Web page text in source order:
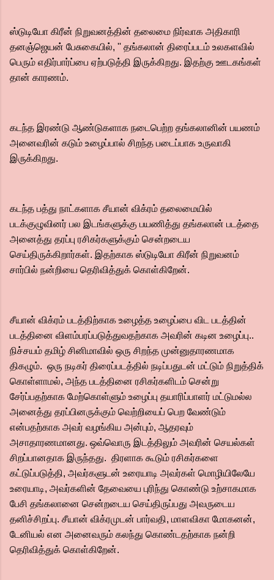
ஸ்டுடியோ கிரீன் நிறுவனத்தின் தலைமை நிர்வாக அதிகாரி
தனஞ்ஜெயன் பேசுகையில், '' தங்கலான் திரைப்படம் உலகளவில்
பெரும் எதிர்பார்ப்பை ஏற்படுத்தி இருக்கிறது. இதற்கு ஊடகங்கள்
தான் காரணம்.
கடந்த இரண்டு ஆண்டுகளாக நடைபெற்ற தங்கலானின் பயணம்
அனைவரின் கடும் உழைப்பால் சிறந்த படைப்பாக உருவாகி
இருக்கிறது.
கடந்த பத்து நாட்களாக சீயான் விக்ரம் தலைமையில்
படக்குழுவினர் பல இடங்களுக்கு பயணித்து தங்கலான் படத்தை
அனைத்து தரப்பு ரசிகர்களுக்கும் சென்றடைய
செய்திருக்கிறார்கள். இதற்காக ஸ்டுடியோ கிரீன் நிறுவனம்
சார்பில் நன்றியை தெரிவித்துக் கொள்கிறேன்.
சீயான் விக்ரம் படத்திற்காக உழைத்த உழைப்பை விட படத்தின்
படத்தினை விளம்பரப்படுத்துவதற்காக அவரின் கடின உழைப்பு..
நிச்சயம் தமிழ் சினிமாவில் ஒரு சிறந்த முன்னுதாரணமாக
திகழும். ஒரு நடிகர் திரைப்படத்தில் நடிப்பதுடன் மட்டும் நிறுத்திக்
கொள்ளாமல், அந்த படத்தினை ரசிகர்களிடம் சென்று
சேர்ப்பதற்காக மேற்கொள்ளும் உழைப்பு தயாரிப்பாளர் மட்டுமல்ல
அனைத்து தரப்பினருக்கும் வெற்றியைப் பெற வேண்டும்
என்பதற்காக அவர் வழங்கிய அன்பும், ஆதரவும்
அசாதாரணமானது. ஒவ்வொரு இடத்திலும் அவரின் செயல்கள்
சிறப்பானதாக இருந்தது. திரளாக கூடும் ரசிகர்களை
கட்டுப்படுத்தி, அவர்களுடன் உரையாடி அவர்கள் மொழியிலேயே
உரையாடி, அவர்களின் தேவையை புரிந்து கொண்டு உற்சாகமாக
பேசி தங்கலானை சென்றடைய செய்திருப்பது அவருடைய
தனிச்சிறப்பு. சீயான் விக்ரமுடன் பார்வதி, மாளவிகா மோகனன்,
டேனியல் என அனைவரும் கலந்து கொண்டதற்காக நன்றி
தெரிவித்துக் கொள்கிறேன்.